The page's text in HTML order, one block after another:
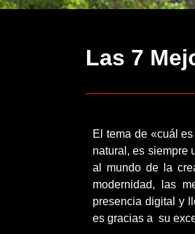
Las 7
El tema de «cuál
natural, es siempre
al mundo de la
modernidad, las
presencia digital y
es gracias a su